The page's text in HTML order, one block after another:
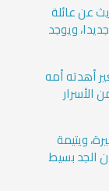
عن عائلة
ويوجد
أهدته أمه
الأسرار
ويتيمة
الجد بسيط